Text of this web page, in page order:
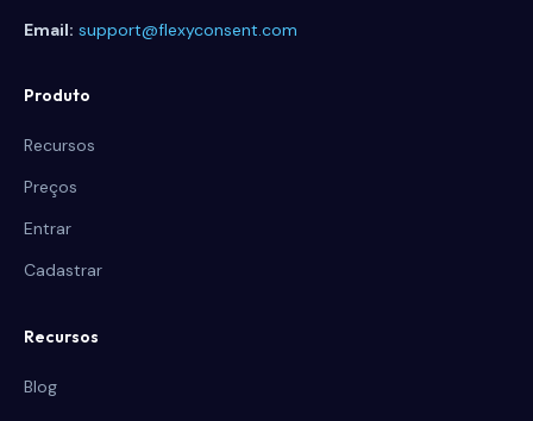
Email: support@flexyconsent.com
Produto
Recursos
Preços
Entrar
Cadastrar
Recursos
Blog